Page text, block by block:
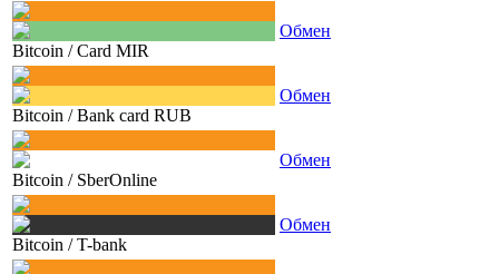
Bitcoin /Card MIR
Обмен
Bitcoin /Bank card RUB
Обмен
Bitcoin / SberOnline
Обмен
Bitcoin /T-bank
Обмен